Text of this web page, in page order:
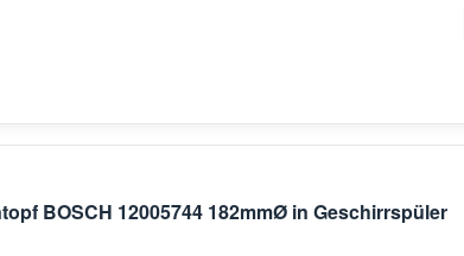
BOSCH 12005744 182mmØ in Geschirrspüler